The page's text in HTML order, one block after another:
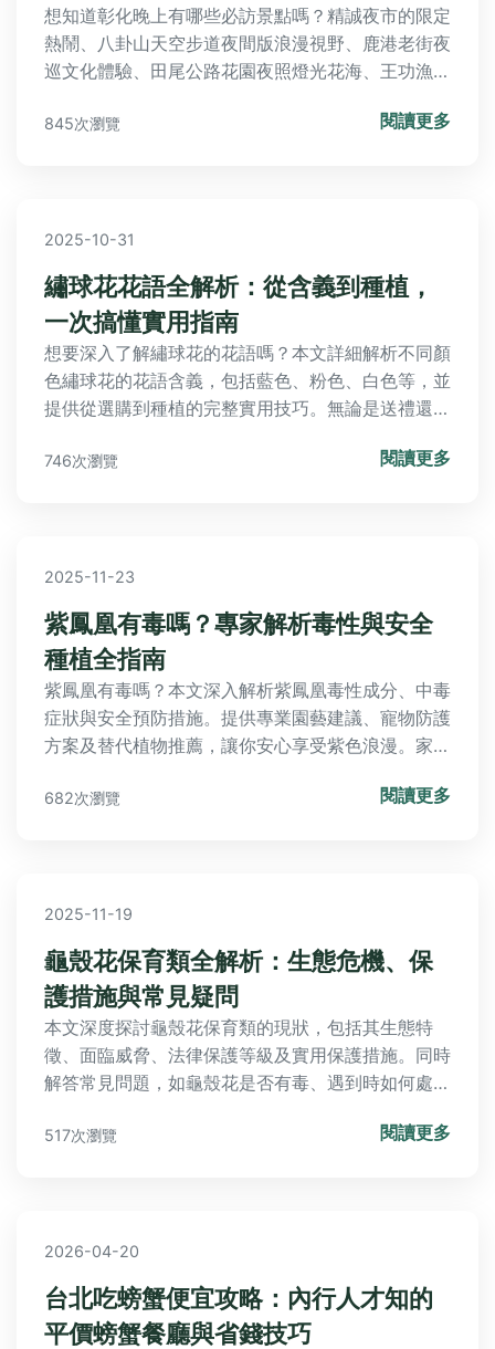
想知道彰化晚上有哪些必訪景點嗎？精誠夜市的限定
熱鬧、八卦山天空步道夜間版浪漫視野、鹿港老街夜
巡文化體驗、田尾公路花園夜照燈光花海、王功漁港
夜間小火車懷舊之旅、員林百果山探索樂園親子樂
845次瀏覽 閱讀更多
2025-10-31
繡球花花語全解析：從含義到種植，
一次搞懂實用指南
想要深入了解繡球花的花語嗎？本文詳細解析不同顏
色繡球花的花語含義，包括藍色、粉色、白色等，並
提供從選購到種植的完整實用技巧。無論是送禮還是
功培育美麗花朵。
746次瀏覽 閱讀更多
2025-11-23
紫鳳凰有毒嗎？專家解析毒性與安全
種植全指南
紫鳳凰有毒嗎？本文深入解析紫鳳凰毒性成分、中毒
症狀與安全預防措施。提供專業園藝建議、寵物防護
方案及替代植物推薦，讓你安心享受紫色浪漫。家庭
682次瀏覽 閱讀更多
2025-11-19
龜殼花保育類全解析：生態危機、保
護措施與常見疑問
本文深度探討龜殼花保育類的現狀，包括其生態特
徵、面臨威脅、法律保護等級及實用保護措施。同時
解答常見問題，如龜殼花是否有毒、遇到時如何處理
517次瀏覽 閱讀更多
2026-04-20
台北吃螃蟹便宜攻略：內行人才知的
平價螃蟹餐廳與省錢技巧